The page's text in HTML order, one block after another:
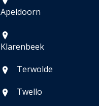
Apeldoorn
Klarenbeek
Terwolde
Twello